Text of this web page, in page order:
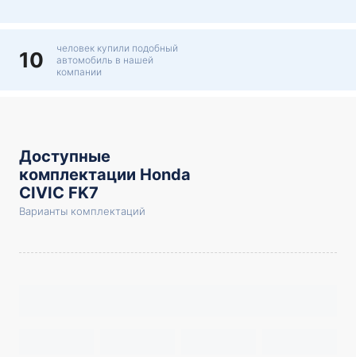
10
человек купили подобный
автомобиль в нашей
компании
Доступные
комплектации Honda
CIVIC FK7
Варианты комплектаций